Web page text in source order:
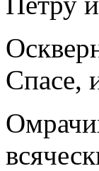
Спасе,